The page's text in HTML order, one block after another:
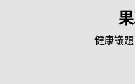
健康議